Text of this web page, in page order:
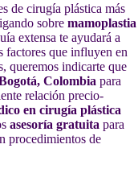
de cirugía plástica más
sobre mamoplastia
extensa te ayudará a
factores que influyen en
queremos indicarte que
Colombia para
relación precio-
en cirugía plástica
asesoría gratuita para
procedimientos de